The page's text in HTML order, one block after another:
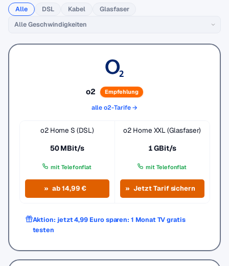
Alle DSL Kabel Glasfaser
o2 Empfehlung
alle o2-Tarife →
o2 Home S (DSL)
50 MBit/s
mit Telefonflat
ab 14,99 €
o2 Home XXL (Glasfaser)
1 GBit/s
mit Telefonflat
Jetzt Tarif sichern
Aktion: jetzt 4,99 Euro sparen: 1 Monat TV gratis
testen